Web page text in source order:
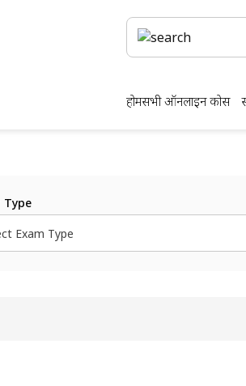
होमसभी ऑनलाइन कोर्स
Type
Exam Type